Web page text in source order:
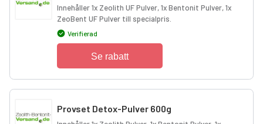
Innehåller 1x Zeolith UF Pulver, 1x Bentonit Pulver, 1x
ZeoBent UF Pulver till specialpris.
Verifierad
Se rabatt
Provset Detox-Pulver 600g